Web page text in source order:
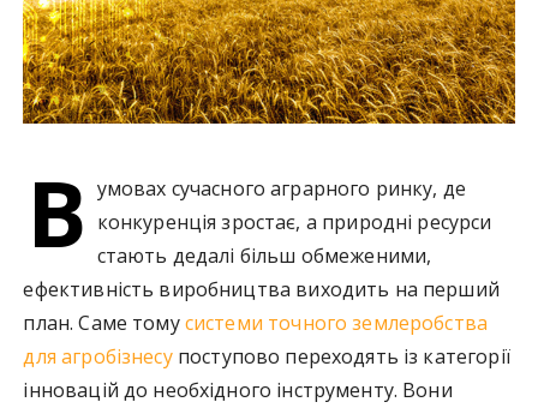
В умовах сучасного аграрного ринку, де
конкуренція зростає, а природні ресурси
стають дедалі більш обмеженими,
ефективність виробництва виходить на перший
план. Саме томусистеми точного землеробства
для агробізнесупоступово переходять із категорії
інновацій до необхідного інструменту. Вони